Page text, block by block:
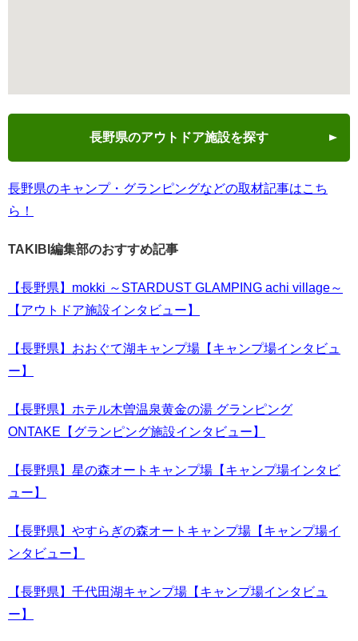
長野県のアウトドア施設を探す
長野県のキャンプ・グランピングなどの取材記事はこち
ら！
TAKIBI編集部のおすすめ記事
【長野県】mokki ～STARDUST GLAMPING achi village～
【アウトドア施設インタビュー】
【長野県】おおぐて湖キャンプ場【キャンプ場インタビュ
ー】
【長野県】ホテル木曽温泉黄金の湯 グランピング
ONTAKE【グランピング施設インタビュー】
【長野県】星の森オートキャンプ場【キャンプ場インタビ
ュー】
【長野県】やすらぎの森オートキャンプ場【キャンプ場イ
ンタビュー】
【長野県】千代田湖キャンプ場【キャンプ場インタビュ
ー】